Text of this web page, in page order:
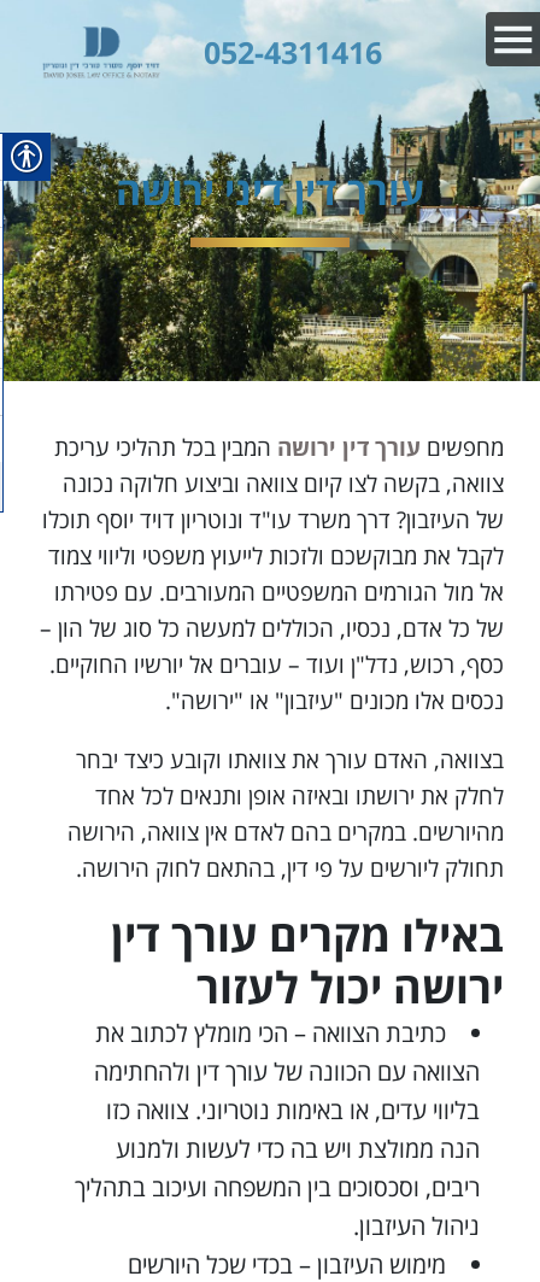
052-4311416
עורך דין דיני ירושה
מחפשים עורך דין ירושה המבין בכל תהליכי עריכת
צוואה, בקשה לצו קיום צוואה וביצוע חלוקה נכונה
של העיזבון? דרך משרד עו"ד ונוטריון דויד יוסף תוכלו
לקבל את מבוקשכם ולזכות לייעוץ משפטי וליווי צמוד
אל מול הגורמים המשפטיים המעורבים. עם פטירתו
של כל אדם, נכסיו, הכוללים למעשה כל סוג של הון –
כסף, רכוש, נדל"ן ועוד – עוברים אל יורשיו החוקיים.
נכסים אלו מכונים "עיזבון" או "ירושה".
בצוואה, האדם עורך את צוואתו וקובע כיצד יבחר
לחלק את ירושתו ובאיזה אופן ותנאים לכל אחד
מהיורשים. במקרים בהם לאדם אין צוואה, הירושה
תחולק ליורשים על פי דין, בהתאם לחוק הירושה.
באילו מקרים עורך דין
ירושה יכול לעזור
כתיבת הצוואה – הכי מומלץ לכתוב את
הצוואה עם הכוונה של עורך דין ולהחתימה
בליווי עדים, או באימות נוטריוני. צוואה כזו
הנה ממולצת ויש בה כדי לעשות ולמנוע
ריבים, וסכסוכים בין המשפחה ועיכוב בתהליך
ניהול העיזבון.
מימוש העיזבון – בכדי שכל היורשים